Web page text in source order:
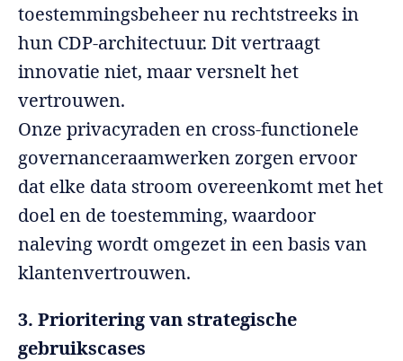
toestemmingsbeheer nu rechtstreeks in
hun CDP-architectuur. Dit vertraagt
innovatie niet, maar versnelt het
vertrouwen.
Onze privacyraden en cross-functionele
governanceraamwerken zorgen ervoor
dat elke data stroom overeenkomt met het
doel en de toestemming, waardoor
naleving wordt omgezet in een basis van
klantenvertrouwen.
3. Prioritering van strategische
gebruikscases